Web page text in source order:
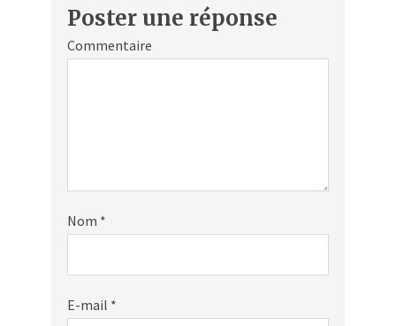
Poster une réponse
Commentaire
Nom *
E-mail *